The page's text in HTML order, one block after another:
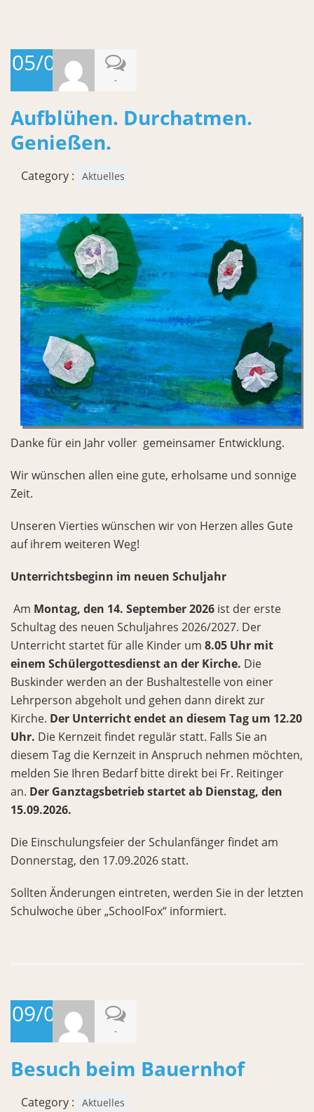
05/08/2026
-
Aufblühen. Durchatmen.
Genießen.
Category : Aktuelles
Danke für ein Jahr voller gemeinsamer Entwicklung.
Wir wünschen allen eine gute, erholsame und sonnige
Zeit.
Unseren Vierties wünschen wir von Herzen alles Gute
auf ihrem weiteren Weg!
Unterrichtsbeginn im neuen Schuljahr
Am Montag, den 14. September 2026 ist der erste
Schultag des neuen Schuljahres 2026/2027. Der
Unterricht startet für alle Kinder um 8.05 Uhr mit
einem Schülergottesdienst an der Kirche. Die
Buskinder werden an der Bushaltestelle von einer
Lehrperson abgeholt und gehen dann direkt zur
Kirche. Der Unterricht endet an diesem Tag um 12.20
Uhr. Die Kernzeit findet regulär statt. Falls Sie an
diesem Tag die Kernzeit in Anspruch nehmen möchten,
melden Sie Ihren Bedarf bitte direkt bei Fr. Reitinger
an. Der Ganztagsbetrieb startet ab Dienstag, den
15.09.2026.
Die Einschulungsfeier der Schulanfänger findet am
Donnerstag, den 17.09.2026 statt.
Sollten Änderungen eintreten, werden Sie in der letzten
Schulwoche über „SchoolFox“ informiert.
09/07/2026
-
Besuch beim Bauernhof
Category : Aktuelles